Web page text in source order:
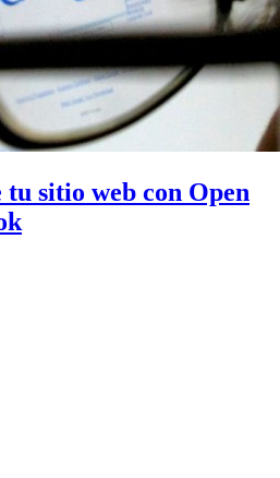
sitio web con Open